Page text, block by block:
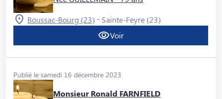
Boussac-Bourg (23) - Sainte-Feyre (23)
Voir
Publié le samedi 16 décembre 2023
Monsieur Ronald FARNFIELD